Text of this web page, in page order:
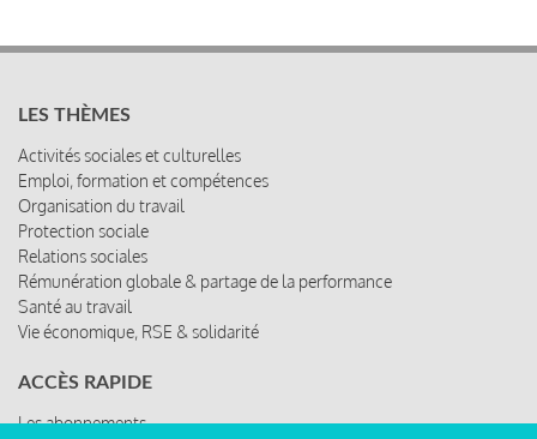
LES THÈMES
Activités sociales et culturelles
Emploi, formation et compétences
Organisation du travail
Protection sociale
Relations sociales
Rémunération globale & partage de la performance
Santé au travail
Vie économique, RSE & solidarité
ACCÈS RAPIDE
Les abonnements